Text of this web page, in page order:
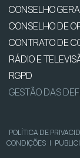
CONSELHO
CONSELHO DE
CONTRATO DE
RÁDIO E
RGPD
GESTÃO DAS
POLÍTICA DE
CONDIÇÕES |